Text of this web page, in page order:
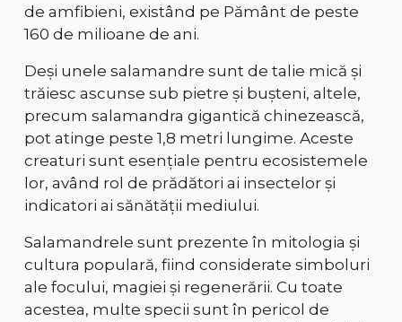
de amfibieni, existând pe Pământ de peste
160 de milioane de ani.
Deși unele salamandre sunt de talie mică și
trăiesc ascunse sub pietre și bușteni, altele,
precum salamandra gigantică chinezească,
pot atinge peste 1,8 metri lungime. Aceste
creaturi sunt esențiale pentru ecosistemele
lor, având rol de prădători ai insectelor și
indicatori ai sănătății mediului.
Salamandrele sunt prezente în mitologia și
cultura populară, fiind considerate simboluri
ale focului, magiei și regenerării. Cu toate
acestea, multe specii sunt în pericol de